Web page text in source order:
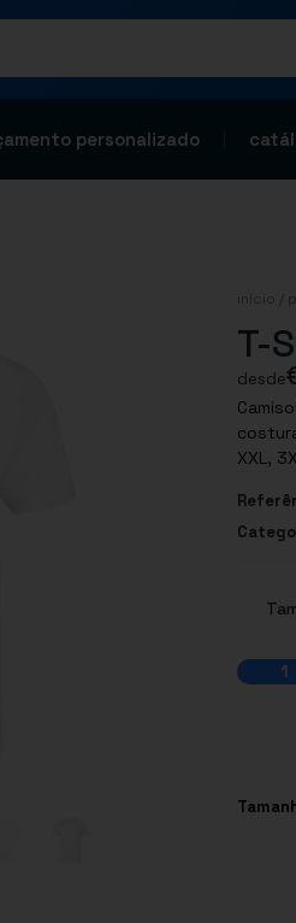
personalizado
início
T-
desde